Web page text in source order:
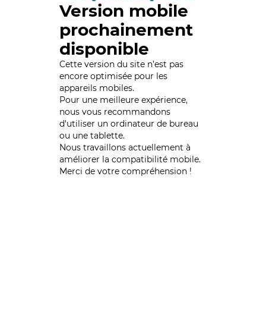
Version mobile
prochainement
disponible
Cette version du site n’est pas
encore optimisée pour les
appareils mobiles.
Pour une meilleure expérience,
nous vous recommandons
d'utiliser un ordinateur de bureau
ou une tablette.
Nous travaillons actuellement à
améliorer la compatibilité mobile.
Merci de votre compréhension !